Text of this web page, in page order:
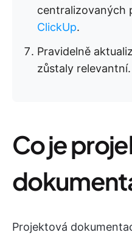
centralizovaných
ClickUp.
Pravidelně
zůstaly relevantní.
Co je
Projektová